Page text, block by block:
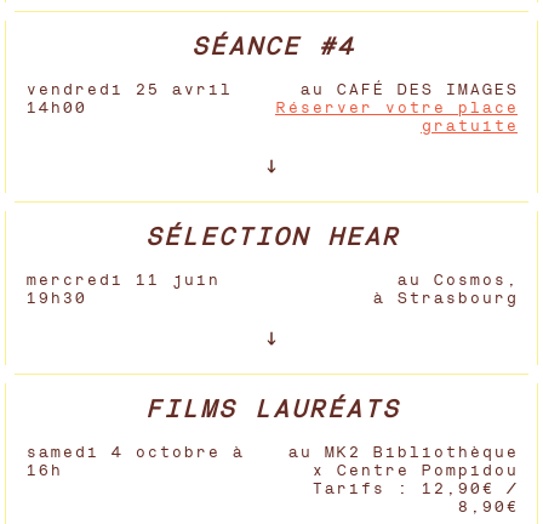
SÉANCE #4
vendredi 25 avril
14h00
au CAFÉ DES IMAGES
Réserver votre place
gratuite
SÉLECTION HEAR
mercredi 11 juin
19h30
au Cosmos,
à Strasbourg
FILMS LAURÉATS
samedi 4 octobre à
16h
au MK2 Bibliothèque
x Centre Pompidou
Tarifs : 12,90€ /
8,90€